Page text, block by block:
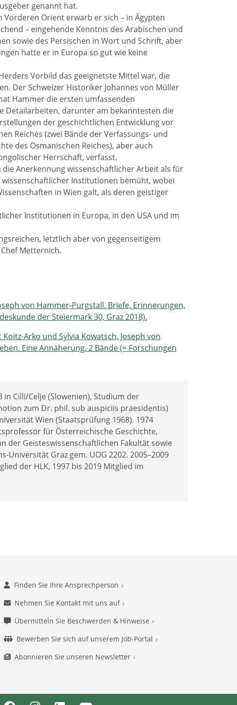
genannt hat.
Orient erwarb er sich – in Ägypten
– eingehende Kenntnis des Arabischen und
sowie des Persischen in Wort und Schrift, aber
hatte er in Europa so gut wie keine
Vorbild das geeignetste Mittel war, die
Der Schweizer Historiker Johannes von Müller
Hammer die ersten umfassenden
Detailarbeiten, darunter am bekanntesten die
der geschichtlichen Entwicklung vor
Reiches (zwei Bände der Verfassungs- und
des Osmanischen Reiches), aber auch
Herrschaft, verfasst.
Anerkennung wissenschaftlicher Arbeit als für
Institutionen bemüht, wobei
in Wien galt, als deren geistiger
Institutionen in Europa, in den USA und im
letztlich aber von gegenseitigem
Metternich.
von Hammer-Purgstall. Briefe, Erinnerungen,
der Steiermark 30, Graz 2018).
Arko und Sylvia Kowatsch, Joseph von
Eine Annäherung, 2 Bände (= Forschungen
in Cilli/Celje (Slowenien), Studium der
zum Dr. phil. sub auspiciis praesidentis)
Wien (Staatsprüfung 1968). 1974
für Österreichische Geschichte,
der Geisteswissenschaftlichen Fakultät sowie
Graz gem. UOG 2202. 2005–2009
der HLK, 1997 bis 2019 Mitglied im
Finden Sie Ihre Ansprechperson
Nehmen Sie Kontakt mit uns auf
Übermitteln Sie Beschwerden & Hinweise
Bewerben Sie sich auf unserem Job-Portal
Abonnieren Sie unseren Newsletter